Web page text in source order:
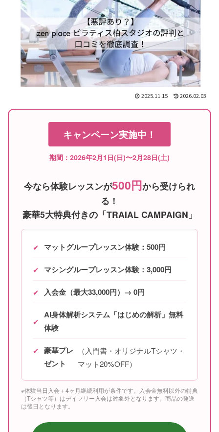
2025.11.15 2026.02.03
キャンペーン実施中！
期間：2026年2月1日(日)〜2月28日(土)
今なら体験レッスンが500円から受けられ
る！
豪華5大特典付きの「TRAIAL CAMPAIGN」
✔ マットグループレッスン体験：500円
✔ マシングループレッスン体験：3,000円
✔ 入会金（最大33,000円）→ 0円
✔
AI身体解析システム「はじめの解析」無料
体験
✔ 豪華プレ
ゼント
（入門書・オリジナルTシャツ・
マット20%OFF）
※体験当日入会＋4ヶ月継続利用が条件です。入会金無料以外の特典
（Tシャツ等）はデイフリー入会は対象外となります。商品の発送
は後日となります。